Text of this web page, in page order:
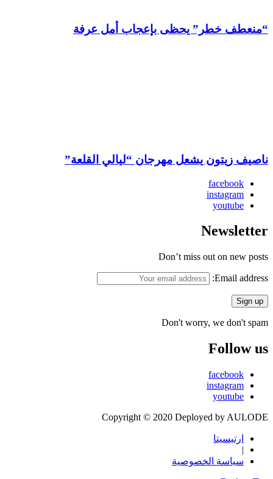
“منعطف خطر” يحظى بإعجاب أمل عرفة
ناصيف زيتون يشعل مهرجان “ليالي القلعة”
facebook
instagram
youtube
Newsletter
Don’t miss out on new posts
Email address:
Don't worry, we don't spam
Follow us
facebook
instagram
youtube
Copyright © 2020 Deployed by AULODE
ارتيسيتا
|
سياسة الخصوصية